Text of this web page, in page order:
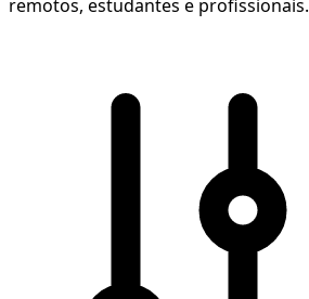
remotos, estudantes e profissionais.